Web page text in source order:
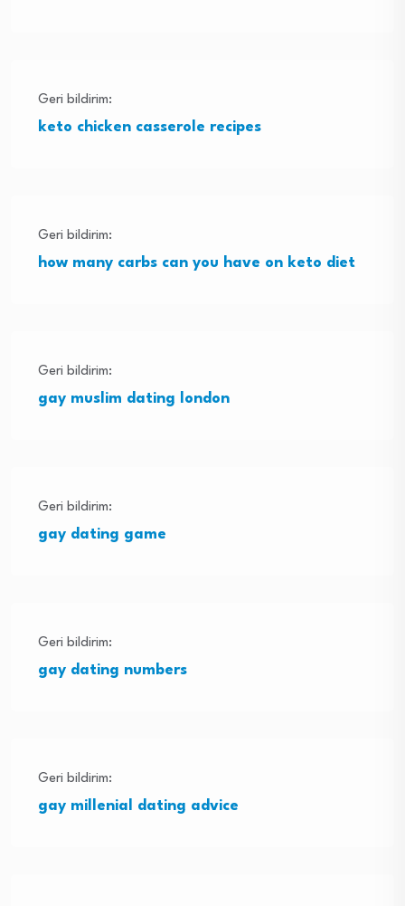
Geri bildirim:
keto chicken casserole recipes
Geri bildirim:
how many carbs can you have on keto diet
Geri bildirim:
gay muslim dating london
Geri bildirim:
gay dating game
Geri bildirim:
gay dating numbers
Geri bildirim:
gay millenial dating advice